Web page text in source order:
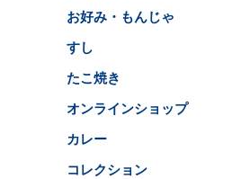
お好み・もんじゃ
すし
たこ焼き
オンラインショップ
カレー
コレクション